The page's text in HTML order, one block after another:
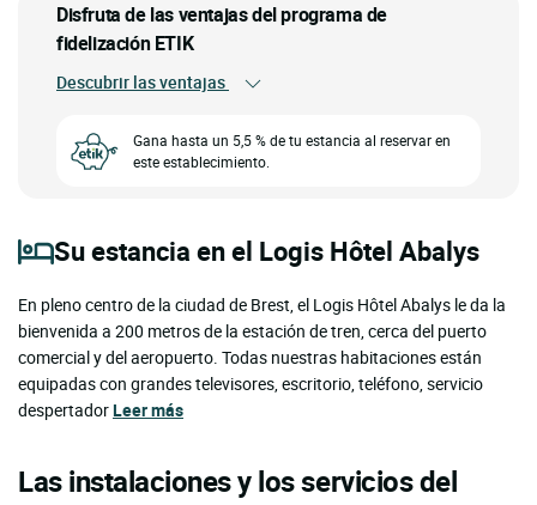
Disfruta de las ventajas del programa de
fidelización ETIK
Descubrir las ventajas
Gana hasta un 5,5 % de tu estancia al reservar en
este establecimiento.
Su estancia en el Logis Hôtel Abalys
En pleno centro de la ciudad de Brest, el Logis Hôtel Abalys le da la
bienvenida a 200 metros de la estación de tren, cerca del puerto
comercial y del aeropuerto. Todas nuestras habitaciones están
equipadas con grandes televisores, escritorio, teléfono, servicio
despertadorLeer más
Las instalaciones y los servicios del